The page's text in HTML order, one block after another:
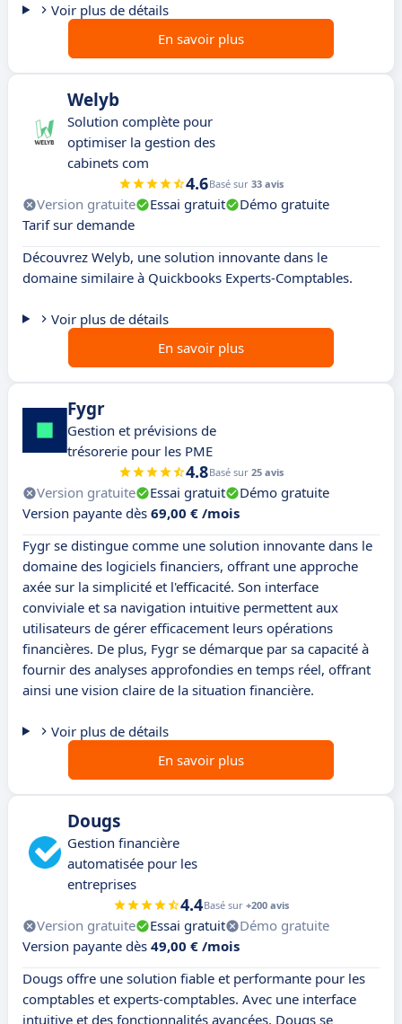
Voir plus de détails
En savoir plus
Welyb
Solution complète pour
optimiser la gestion des
cabinets com
4.6Basé sur 33 avis
Version gratuite Essai gratuit
Démo gratuite
Tarif sur demande
Découvrez Welyb, une solution innovante dans le
domaine similaire à Quickbooks Experts-Comptables.
Voir plus de détails
En savoir plus
Fygr
Gestion et prévisions de
trésorerie pour les PME
4.8Basé sur 25 avis
Version gratuite Essai gratuit
Démo gratuite
Version payante dès 69,00 € /mois
Fygr se distingue comme une solution innovante dans le
domaine des logiciels financiers, offrant une approche
axée sur la simplicité et l'efficacité. Son interface
conviviale et sa navigation intuitive permettent aux
utilisateurs de gérer efficacement leurs opérations
financières. De plus, Fygr se démarque par sa capacité à
fournir des analyses approfondies en temps réel, offrant
ainsi une vision claire de la situation financière.
Voir plus de détails
En savoir plus
Dougs
Gestion financière
automatisée pour les
entreprises
4.4Basé sur +200 avis
Version gratuite Essai gratuit
Démo gratuite
Version payante dès 49,00 € /mois
Dougs offre une solution fiable et performante pour les
comptables et experts-comptables. Avec une interface
intuitive et des fonctionnalités avancées, Dougs se